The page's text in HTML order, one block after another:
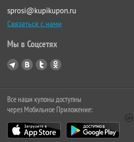
sprosi@kupikupon.ru
Связаться с нами
Мы в Соцсетях
Все наши купоны доступны
через Мобильное Приложение: